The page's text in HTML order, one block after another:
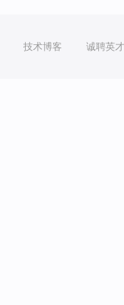
技术博客 诚聘英才